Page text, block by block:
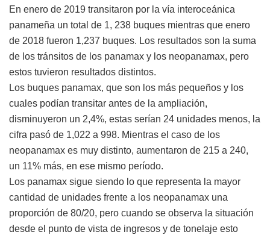
En enero de 2019 transitaron por la vía interoceánica
panameña un total de 1, 238 buques mientras que enero
de 2018 fueron 1,237 buques. Los resultados son la suma
de los tránsitos de los panamax y los neopanamax, pero
estos tuvieron resultados distintos.
Los buques panamax, que son los más pequeños y los
cuales podían transitar antes de la ampliación,
disminuyeron un 2,4%, estas serían 24 unidades menos, la
cifra pasó de 1,022 a 998. Mientras el caso de los
neopanamax es muy distinto, aumentaron de 215 a 240,
un 11% más, en ese mismo período.
Los panamax sigue siendo lo que representa la mayor
cantidad de unidades frente a los neopanamax una
proporción de 80/20, pero cuando se observa la situación
desde el punto de vista de ingresos y de tonelaje esto